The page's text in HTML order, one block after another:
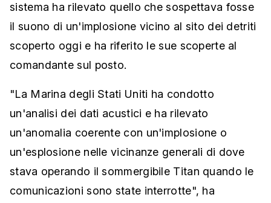
sistema ha rilevato quello che sospettava fosse
il suono di un'implosione vicino al sito dei detriti
scoperto oggi e ha riferito le sue scoperte al
comandante sul posto.
"La Marina degli Stati Uniti ha condotto
un'analisi dei dati acustici e ha rilevato
un'anomalia coerente con un'implosione o
un'esplosione nelle vicinanze generali di dove
stava operando il sommergibile Titan quando le
comunicazioni sono state interrotte", ha